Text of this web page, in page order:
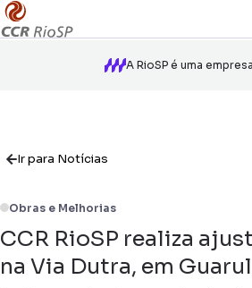
A RioSP é uma
Ir para Notícias
Obras e Melhorias
CCR RioSP realiza
na Via Dutra, em